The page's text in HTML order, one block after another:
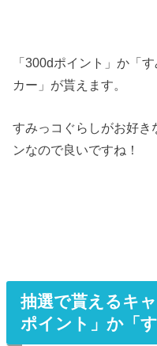
「300dポイント」か「
カー」が貰えます。
すみっコぐらしがお好き
ンなので良いですね！
抽選で貰えるキ
ポイント」か「